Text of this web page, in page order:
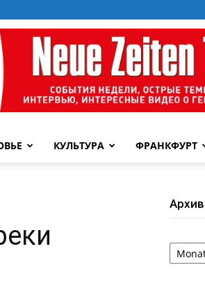
КУЛЬТУРА ФРАНКФУРТ
Архив
Архив